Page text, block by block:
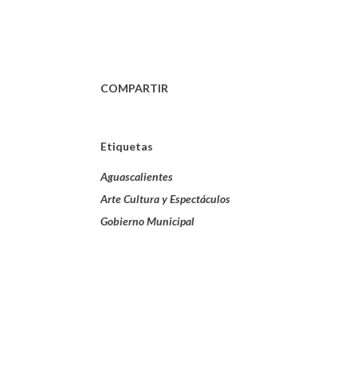
COMPARTIR
Etiquetas
Aguascalientes
Arte Cultura y Espectáculos
Gobierno Municipal